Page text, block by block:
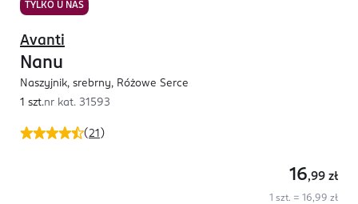
TYLKO U NAS
(21 )
Avanti
Nanu
Naszyjnik, srebrny, Różowe Serce
1 szt.nr kat. 31593
16,99 zł
1 szt. = 16,99 zł